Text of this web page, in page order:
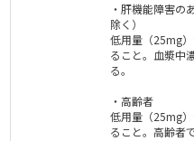
・肝機能障害の
除く）
低用量（25mg
ること。血漿中
る。
・高齢者
低用量（25mg
ること。高齢者